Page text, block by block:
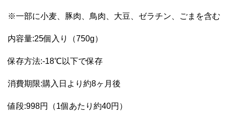
※一部に小麦、豚肉、鳥肉、大豆、ゼラチン、ごまを含む
内容量:25個入り（750g）
保存方法:-18℃以下で保存
消費期限:購入日より約8ヶ月後
値段:998円（1個あたり約40円）